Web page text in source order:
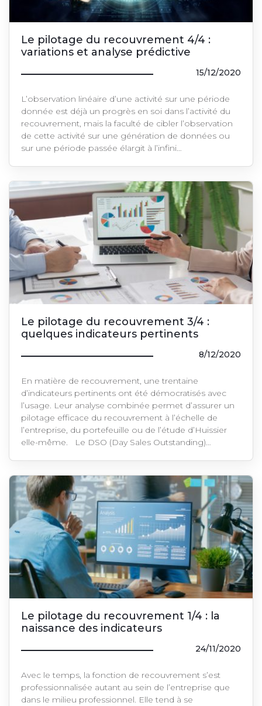
Le pilotage du recouvrement 4/4 :
variations et analyse prédictive
15/12/2020
L’observation linéaire d’une activité sur une période
donnée est déjà un progrès en soi dans l’activité du
recouvrement, mais la faculté de cibler l’observation
de cette activité sur une génération de données ou
sur une période passée élargit à l’infini…
Le pilotage du recouvrement 3/4 :
quelques indicateurs pertinents
8/12/2020
En matière de recouvrement, une trentaine
d’indicateurs pertinents ont été démocratisés avec
l’usage. Leur analyse combinée permet d’assurer un
pilotage efficace du recouvrement à l’échelle de
l’entreprise, du portefeuille ou de l’étude d’Huissier
elle-même. Le DSO (Day Sales Outstanding)…
Le pilotage du recouvrement 1/4 : la
naissance des indicateurs
24/11/2020
Avec le temps, la fonction de recouvrement s’est
professionnalisée autant au sein de l’entreprise que
dans le milieu professionnel. Elle tend à se